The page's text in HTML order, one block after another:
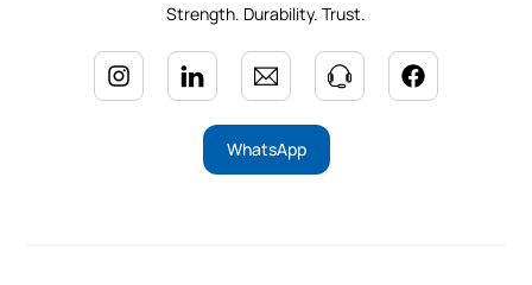
Strength. Durability. Trust.
WhatsApp